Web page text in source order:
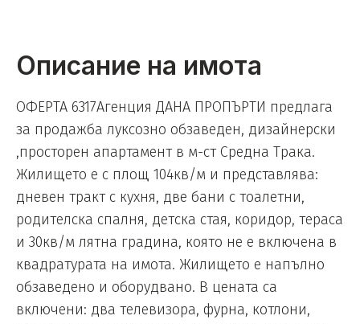
Описание на имота
ОФЕРТА 6317Агенция ДАНА ПРОПЪРТИ предлага
за продажба луксозно обзаведен, дизайнерски
,просторен апартамент в м-ст Средна Трака.
Жилището е с площ 104кв/м и представлява:
дневен тракт с кухня, две бани с тоалетни,
родителска спалня, детска стая, коридор, тераса
и 30кв/м лятна градина, която не е включена в
квадратурата на имота. Жилището е напълно
обзаведено и оборудвано. В цената са
включени: два телевизора, фурна, котлони,